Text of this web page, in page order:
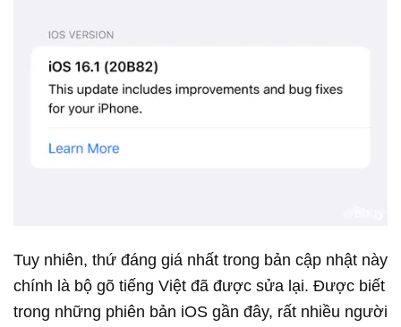
Tuy nhiên, thứ đáng giá nhất trong bản cập nhật này
chính là bộ gõ tiếng Việt đã được sửa lại. Được biết
trong những phiên bản iOS gần đây, rất nhiều người